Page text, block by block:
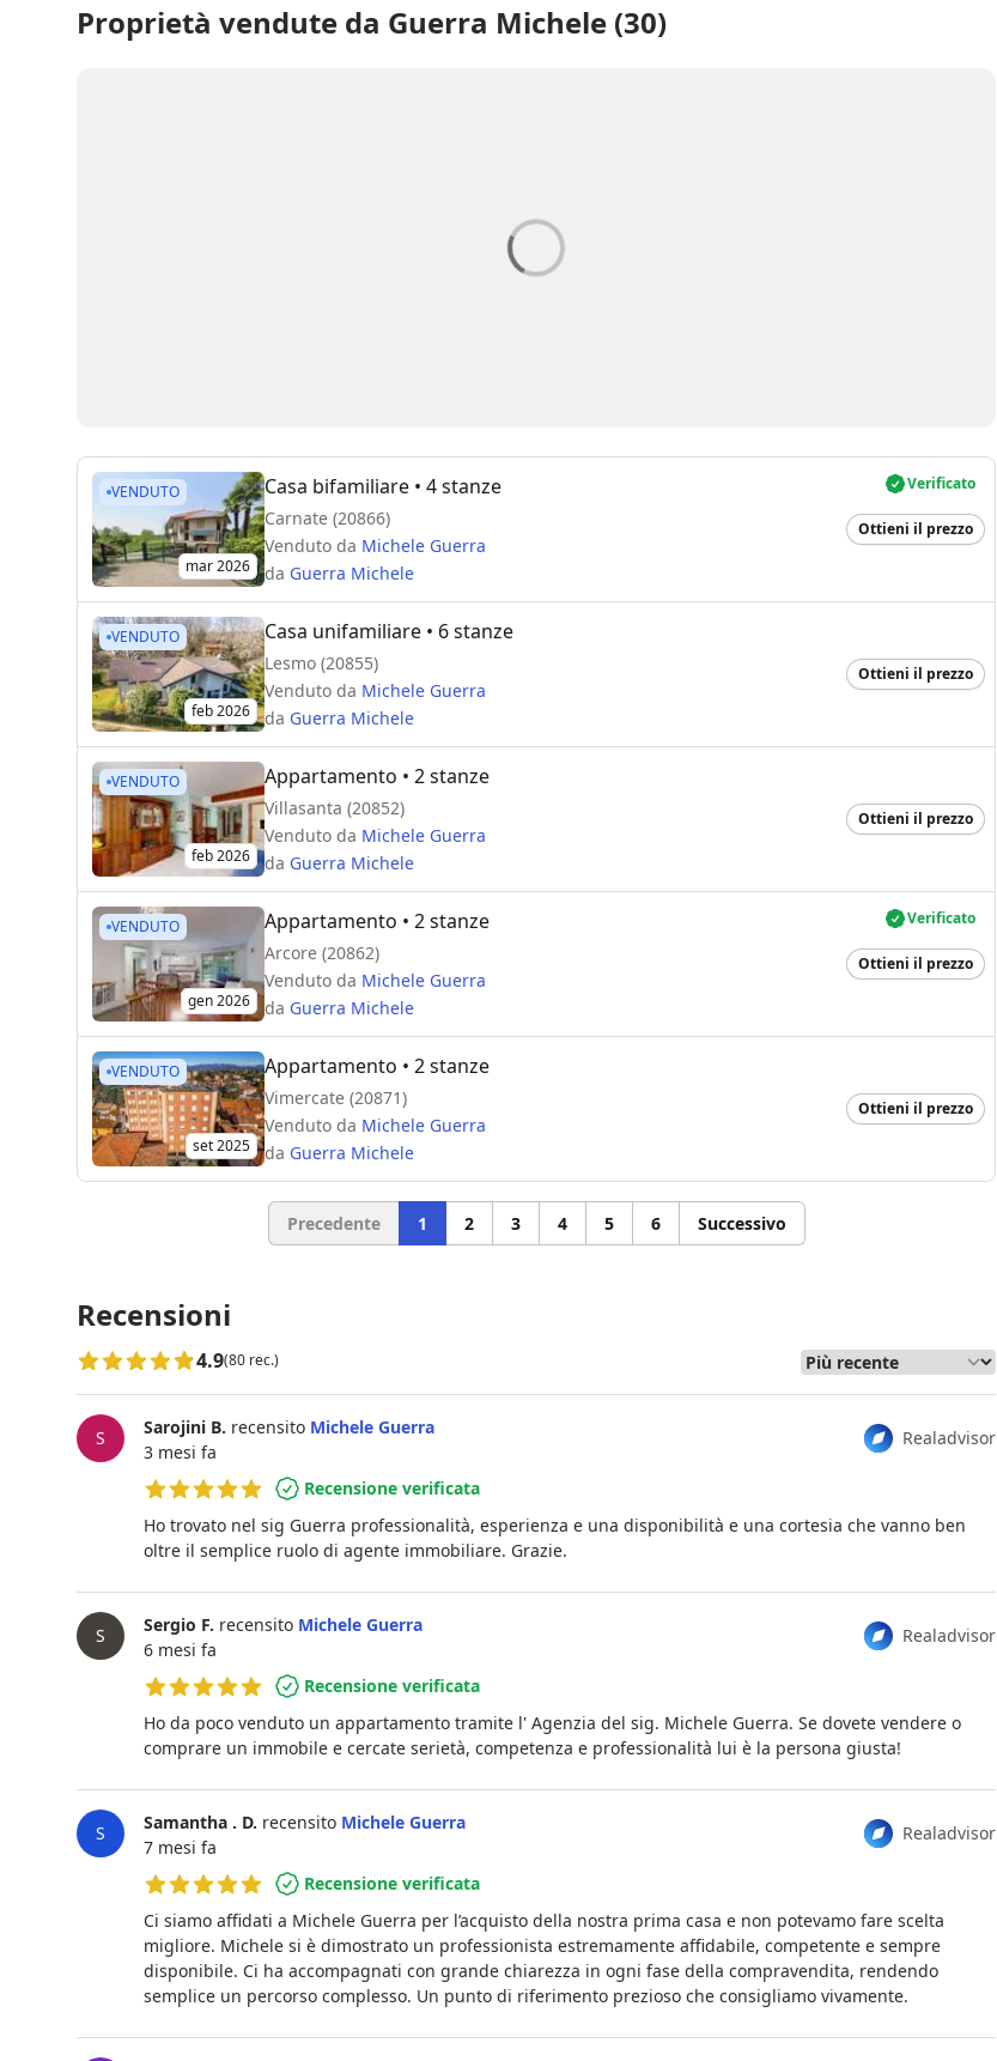
Proprietà vendute da Guerra Michele (30)
VENDUTO
mar 2026
Casa bifamiliare • 4 stanze
Carnate (20866)
Venduto da Michele Guerra
da Guerra Michele
Ottieni il prezzo
Verificato
VENDUTO
feb 2026
Casa unifamiliare • 6 stanze
Lesmo (20855)
Venduto da Michele Guerra
da Guerra Michele
Ottieni il prezzo
VENDUTO
feb 2026
Appartamento • 2 stanze
Villasanta (20852)
Venduto da Michele Guerra
da Guerra Michele
Ottieni il prezzo
VENDUTO
gen 2026
Appartamento • 2 stanze
Arcore (20862)
Venduto da Michele Guerra
da Guerra Michele
Ottieni il prezzo
Verificato
VENDUTO
set 2025
Appartamento • 2 stanze
Vimercate (20871)
Venduto da Michele Guerra
da Guerra Michele
Ottieni il prezzo
Precedente 1 2 3 4 5 6 Successivo
Recensioni
4.9(80 rec.)
S Realadvisor
Sarojini B. recensito Michele Guerra
3 mesi fa
Recensione verificata
Ho trovato nel sig Guerra professionalità, esperienza e una disponibilità e una cortesia che vanno ben
oltre il semplice ruolo di agente immobiliare. Grazie.
S Realadvisor
Sergio F. recensito Michele Guerra
6 mesi fa
Recensione verificata
5 su 5 stelle
Ho da poco venduto un appartamento tramite l' Agenzia del sig. Michele Guerra. Se dovete vendere o
comprare un immobile e cercate serietà, competenza e professionalità lui è la persona giusta!
S Realadvisor
Samantha . D. recensito Michele Guerra
7 mesi fa
Recensione verificata
5 su 5 stelle
Ci siamo affidati a Michele Guerra per l’acquisto della nostra prima casa e non potevamo fare scelta
migliore. Michele si è dimostrato un professionista estremamente affidabile, competente e sempre
disponibile. Ci ha accompagnati con grande chiarezza in ogni fase della compravendita, rendendo
semplice un percorso complesso. Un punto di riferimento prezioso che consigliamo vivamente.